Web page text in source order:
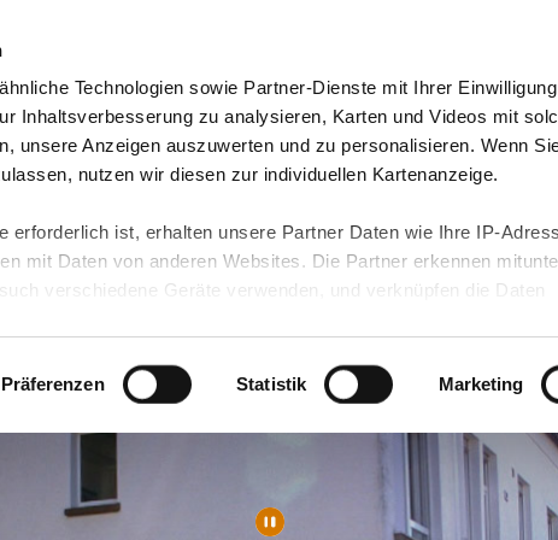
Technologien sowie Partner-Dienste mit Ihrer
Inhaltsverbesserung zu analysieren, Karten und Videos mit
unsere Anzeigen auszuwerten und zu personalisieren. Wenn
nutzen wir diesen zur individuellen Kartenanzeige.
erforderlich ist, erhalten unsere Partner Daten wie Ihre IP-
mit Daten von anderen Websites. Die Partner erkennen
verschiedene Geräte verwenden, und verknüpfen die Daten
Daten führen kann.
unserenDatenschutzhinweisenund in unsererCookie-
Funktionen für diese Zwecke aktiviert sind, müssen Sie alle
können mittels nachfolgender Buttons über Ihre Einwilligung für
erteilte Einwilligung stets für die Zukunft widerrufen. Bitte
Präferenzen Statistik Marketing
& Angebote Presse & Themen Jobs & Karriere